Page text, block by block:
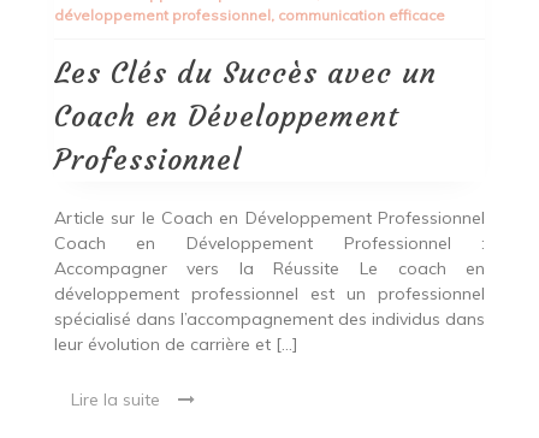
avec
en
Développement
Professionnel
développement professionnel, communication efficace
Les Clés du Succès avec un
Coach en Développement
Professionnel
Article sur le Coach en Développement Professionnel
Coach en Développement Professionnel :
Accompagner vers la Réussite Le coach en
développement professionnel est un professionnel
spécialisé dans l’accompagnement des individus dans
leur évolution de carrière et […]
Lire la suite